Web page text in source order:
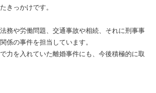
きっかけです。
務や労働問題、交通事故や相続、それに刑事事
係の事件を担当しています。
力を入れていた離婚事件にも、今後積極的に取